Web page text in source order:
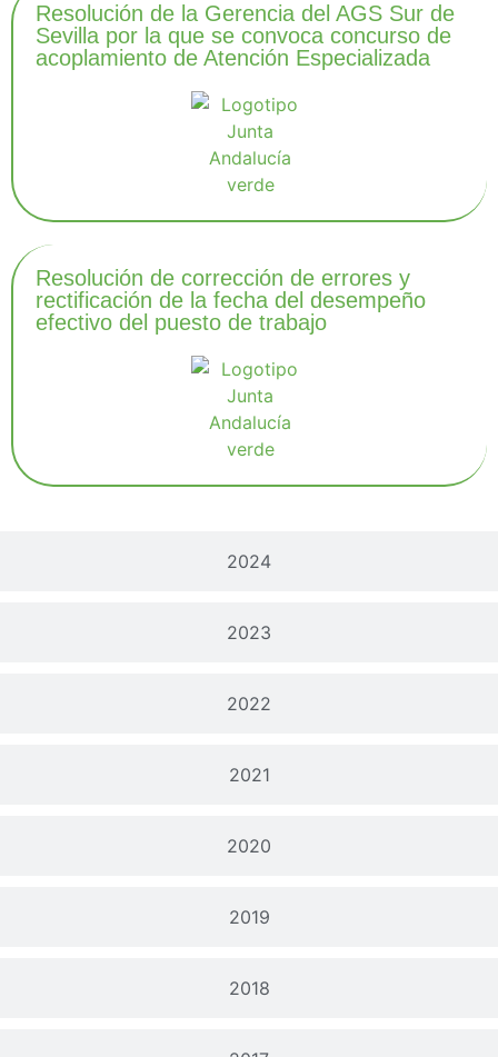
2024
2023
2022
2021
2020
2019
2018
Resolución de la Gerencia del AGS Sur de
Sevilla por la que se convoca concurso de
acoplamiento de Atención Especializada
Resolución de corrección de errores y
rectificación de la fecha del desempeño
efectivo del puesto de trabajo